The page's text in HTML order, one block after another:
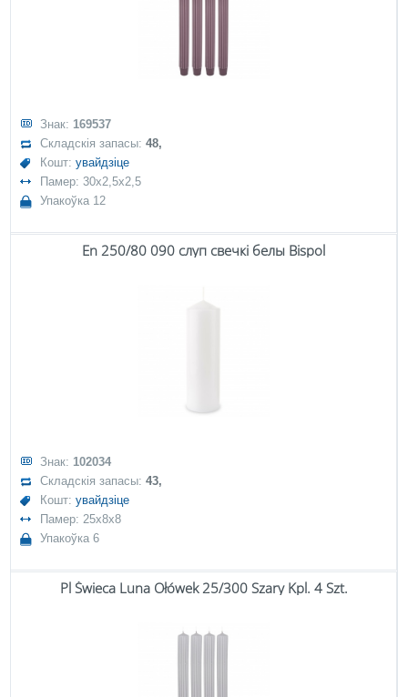
Знак: 169537
Складскія запасы:48,
Кошт:увайдзіце
Памер: 30x2,5x2,5
Упакоўка 12
En 250/80 090 слуп свечкі белы Bispol
Знак: 102034
Складскія запасы:43,
Кошт:увайдзіце
Памер: 25x8x8
Упакоўка 6
Pl Świeca Luna Ołówek 25/300 Szary Kpl. 4 Szt.